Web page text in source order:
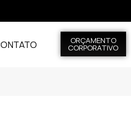
ORÇAMENTO
CORPORATIVO